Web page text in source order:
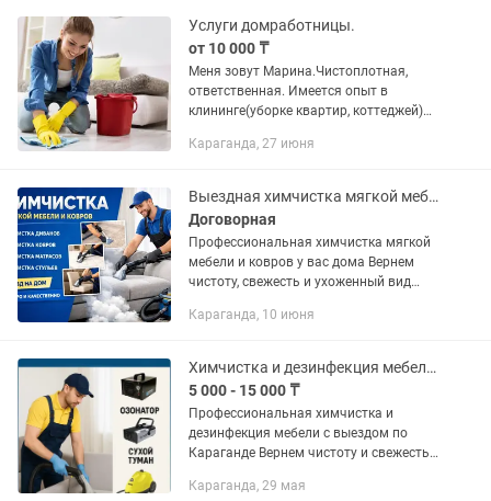
Услуги домработницы.
от 10 000 ₸
Меня зовут Марина.Чистоплотная,
ответственная. Имеется опыт в
клининге(уборке квартир, коттеджей)
же имеется свое оборудование для
Караганда, 27 июня
Выездная химчистка мягкой мебели, ковров и матрасов
Договорная
Профессиональная химчистка мягкой
мебели и ковров у вас дома Вернем
чистоту, свежесть и ухоженный вид
хлопот 🛋✨ Что мы чистим: • Диваны
Караганда, 10 июня
Химчистка и дезинфекция мебели!!!
5 000 - 15 000 ₸
Профессиональная химчистка и
дезинфекция мебели с выездом по
Караганде Вернем чистоту и свежесть
хлопот! Проводим глубокую очистку и
Караганда, 29 мая